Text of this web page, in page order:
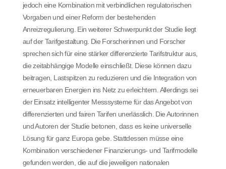
jedoch eine Kombination mit verbindlichen regulatorischen
Vorgaben und einer Reform der bestehenden
Anreizregulierung. Ein weiterer Schwerpunkt der Studie liegt
auf der Tarifgestaltung. Die Forscherinnen und Forscher
sprechen sich für eine stärker differenzierte Tarifstruktur aus,
die zeitabhängige Modelle einschließt. Diese können dazu
beitragen, Lastspitzen zu reduzieren und die Integration von
erneuerbaren Energien ins Netz zu erleichtern. Allerdings sei
der Einsatz intelligenter Messsysteme für das Angebot von
differenzierten und fairen Tarifen unerlässlich. Die Autorinnen
und Autoren der Studie betonen, dass es keine universelle
Lösung für ganz Europa gebe. Stattdessen müsse eine
Kombination verschiedener Finanzierungs- und Tarifmodelle
gefunden werden, die auf die jeweiligen nationalen